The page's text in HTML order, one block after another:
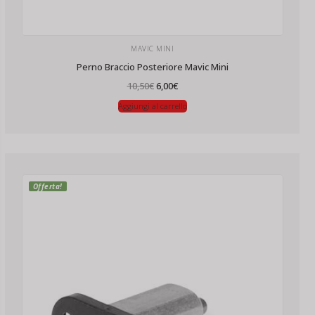
MAVIC MINI
Perno Braccio Posteriore Mavic Mini
10,50€Il
prezzo
originale
era:
6,00€Il
attuale
è:
Aggiungi al carrello
Offerta!